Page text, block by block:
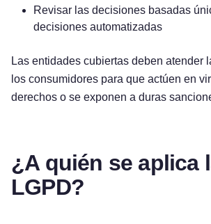
Revisar las decisiones basadas
decisiones automatizadas
Las entidades cubiertas deben atender
los consumidores para que actúen en
derechos o se exponen a duras
¿A quién se aplica
LGPD?